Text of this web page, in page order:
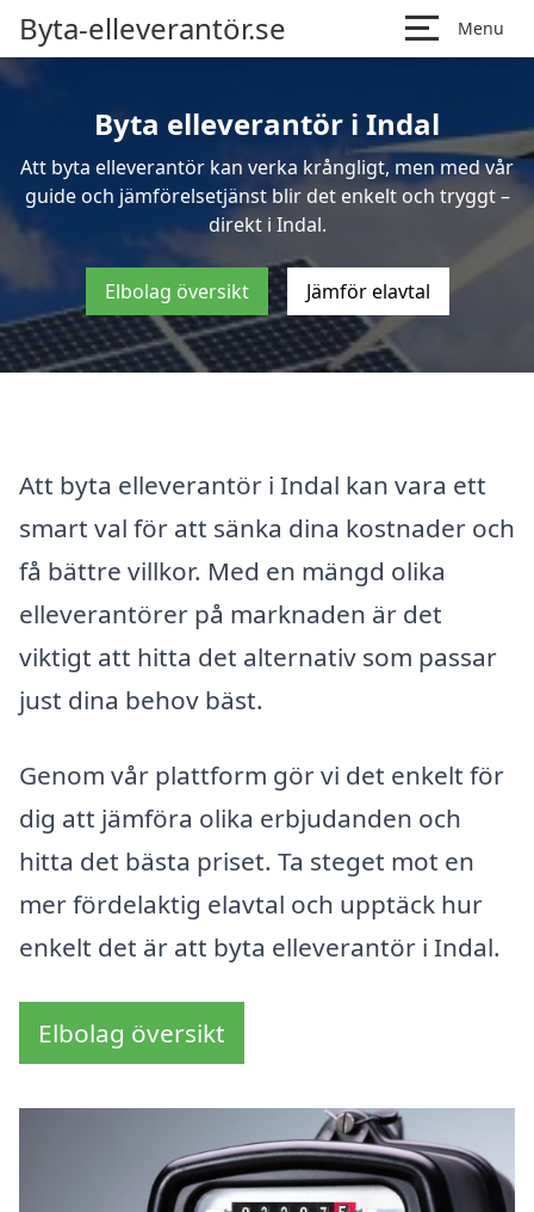
Byta-elleverantör.se Menu
Byta elleverantör i Indal
Att byta elleverantör kan verka krångligt, men med vår
guide och jämförelsetjänst blir det enkelt och tryggt –
direkt i Indal.
Elbolag översikt Jämför elavtal
Att byta elleverantör i Indal kan vara ett
smart val för att sänka dina kostnader och
få bättre villkor. Med en mängd olika
elleverantörer på marknaden är det
viktigt att hitta det alternativ som passar
just dina behov bäst.
Genom vår plattform gör vi det enkelt för
dig att jämföra olika erbjudanden och
hitta det bästa priset. Ta steget mot en
mer fördelaktig elavtal och upptäck hur
enkelt det är att byta elleverantör i Indal.
Elbolag översikt